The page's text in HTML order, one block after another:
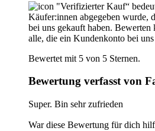
"Verifizierter Kauf“
Käufer:innen abgegeben wurde,
bei uns gekauft haben. Bewerten
alle, die ein Kundenkonto bei uns
Bewertet mit 5 von 5 Sternen.
Bewertung verfasst von
Super. Bin sehr zufrieden
War diese Bewertung für dich